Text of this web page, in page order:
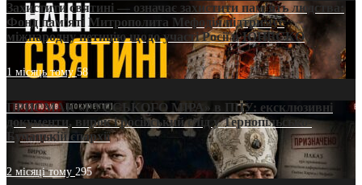
Захистити святині — означає захистити пам’ять людства:
Фонд пам’яті Митрополита Мефодія підтримує
міжнародну петицію щодо участі Росії в ЮНЕСКО
1 місяць тому58
ПРИСМАК «РУССЬКОГО МІРА» в ПЦУ: ексклюзивні
документи, вирок і російський слід у Тернопільсько-
Бучацькій єпархії
2 місяці тому 295